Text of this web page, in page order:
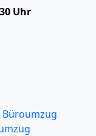
Uhr
Büroumzug